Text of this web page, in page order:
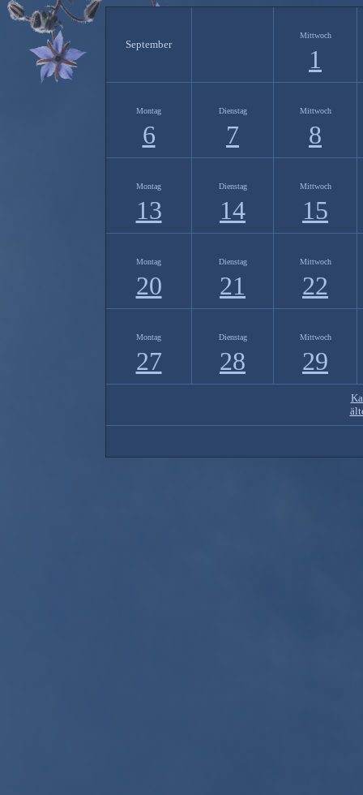
September
Mittwoch
1
Montag
6
Dienstag
7
Mittwoch
8
Montag
13
Dienstag
14
Mittwoch
15
Montag
20
Dienstag
21
Mittwoch
22
Montag
27
Dienstag
28
Mittwoch
29